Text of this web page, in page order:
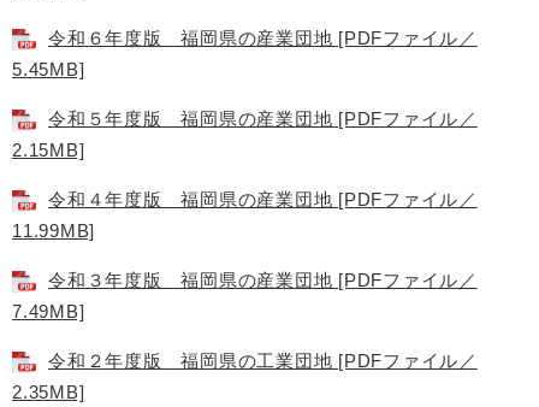
令和６年度版 福岡県の産業団地 [PDFファイル／
5.45MB]
令和５年度版 福岡県の産業団地 [PDFファイル／
2.15MB]
令和４年度版 福岡県の産業団地 [PDFファイル／
11.99MB]
令和３年度版 福岡県の産業団地 [PDFファイル／
7.49MB]
令和２年度版 福岡県の工業団地 [PDFファイル／
2.35MB]